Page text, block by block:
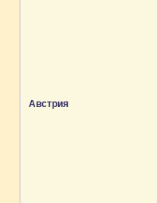
Австрия